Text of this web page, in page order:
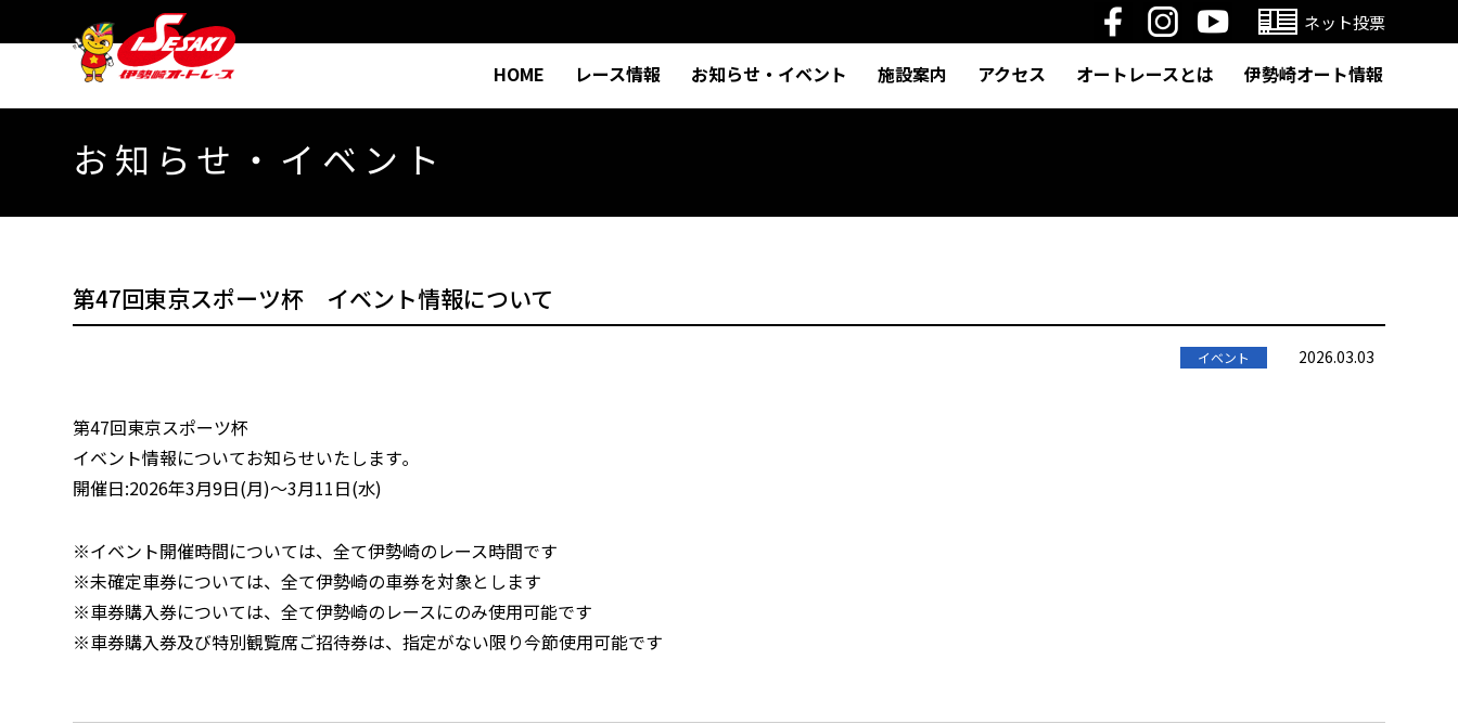
ネット投票
HOME レース情報 お知らせ・イベント 施設案内 アクセス オートレースとは 伊勢崎オート情報
お知らせ・イベント
第47回東京スポーツ杯 イベント情報について
イベント 2026.03.03
第47回東京スポーツ杯
イベント情報についてお知らせいたします｡
開催日:2026年3月9日(月)～3月11日(水)
※イベント開催時間については、全て伊勢崎のレース時間です
※未確定車券については、全て伊勢崎の車券を対象とします
※車券購入券については、全て伊勢崎のレースにのみ使用可能です
※車券購入券及び特別観覧席ご招待券は、指定がない限り今節使用可能です